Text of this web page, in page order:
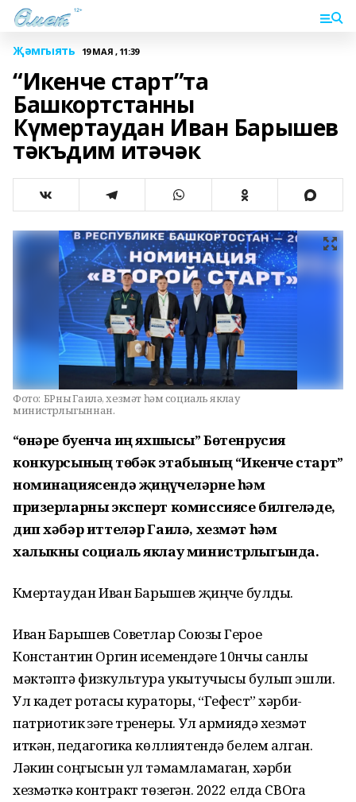
Җәмгыять 19 МАЯ , 11:39
“Икенче старт”та
Башкортстанны
Күмертаудан Иван Барышев
тәкъдим итәчәк
Фото: БРның Гаилә, хезмәт һәм социаль яклау
министрлыгыннан.
“Һөнәре буенча иң яхшысы” Бөтенрусия
конкурсының төбәк этабының “Икенче старт”
номинациясендә җиңүчеләрне һәм
призерларны эксперт комиссиясе билгеләде,
дип хәбәр иттеләр Гаилә, хезмәт һәм
халыкны социаль яклау министрлыгында.
Күмертаудан Иван Барышев җиңүче булды.
Иван Барышев Советлар Союзы Герое
Константин Оргин исемендәге 10нчы санлы
мәктәптә физкультура укытучысы булып эшли.
Ул кадет ротасы кураторы, “Гефест” хәрби-
патриотик үзәге тренеры. Ул армиядә хезмәт
иткән, педагогика көллиятендә белем алган.
Ләкин соңгысын ул тәмамламаган, хәрби
хезмәткә контракт төзегән. 2022 елда СВОга